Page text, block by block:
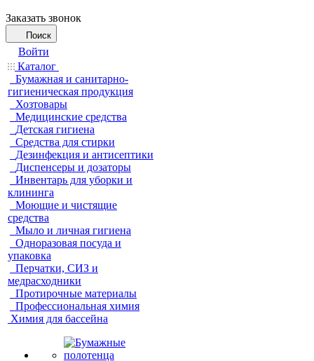
Заказать звонок
Поиск
Войти
Каталог
Бумажная и санитарно-
гигиеническая продукция
Хозтовары
Медицинские средства
Детская гигиена
Средства для стирки
Дезинфекция и антисептики
Диспенсеры и дозаторы
Инвентарь для уборки и
клининга
Моющие и чистящие
средства
Мыло и личная гигиена
Одноразовая посуда и
упаковка
Перчатки, СИЗ и
медрасходники
Протирочные материалы
Профессиональная химия
Химия для бассейна